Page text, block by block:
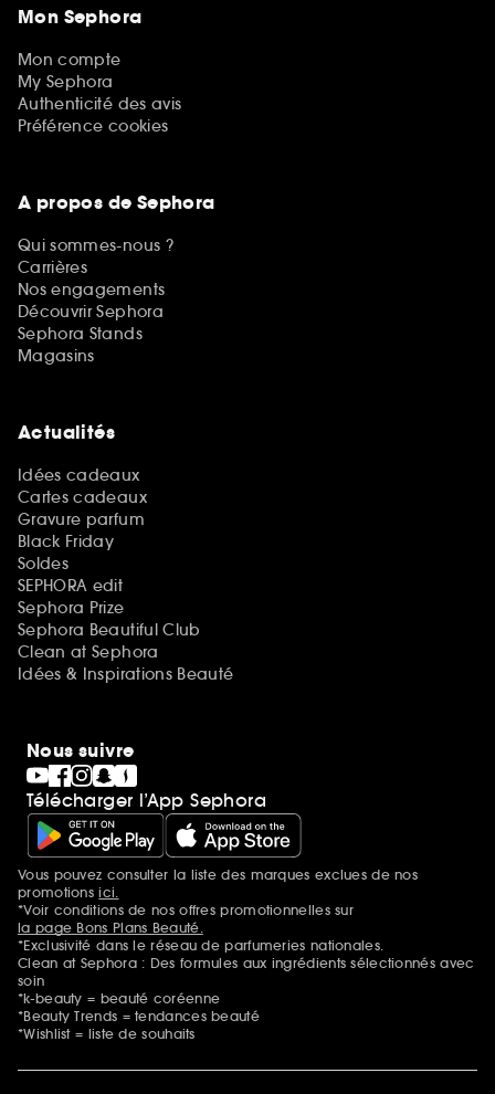
Mon Sephora
Mon compte
My Sephora
Authenticité des avis
Préférence cookies
A propos de Sephora
Qui sommes-nous ?
Carrières
Nos engagements
Découvrir Sephora
Sephora Stands
Magasins
Actualités
Idées cadeaux
Cartes cadeaux
Gravure parfum
Black Friday
Soldes
SEPHORA edit
Sephora Prize
Sephora Beautiful Club
Clean at Sephora
Idées & Inspirations Beauté
Nous suivre
Télécharger l’App Sephora
Mentions additionnelles
Vous pouvez consulter la liste des marques exclues de nos
promotionsici.
*Voir conditions de nos offres promotionnelles sur
la page Bons Plans Beauté.
*Exclusivité dans le réseau de parfumeries nationales.
Clean at Sephora : Des formules aux ingrédients sélectionnés avec
soin
*k-beauty = beauté coréenne
*Beauty Trends = tendances beauté
*Wishlist = liste de souhaits